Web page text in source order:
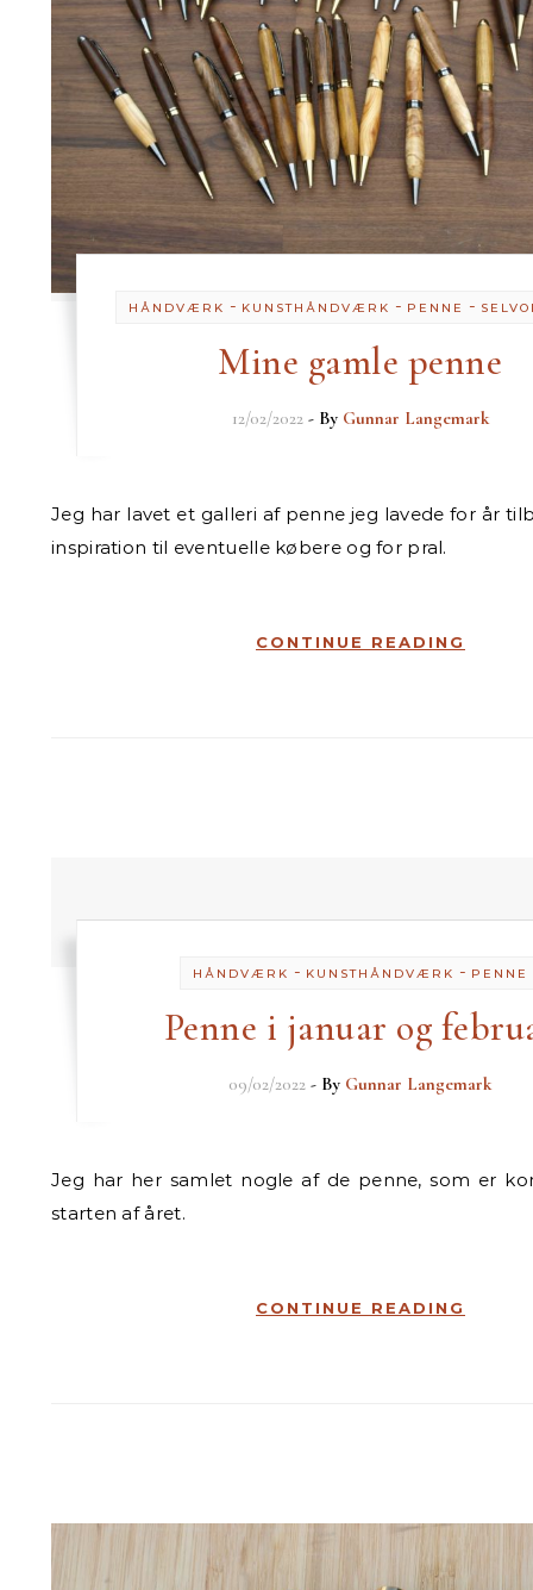
HÅNDVÆRK - KUNSTHÅNDVÆRK - PENNE -
Mine gamle penne
12/02/2022 - By Gunnar Langemark
Jeg har lavet et galleri af penne jeg lavede for år tilbage. Det er for
inspiration til eventuelle købere og for pral.
CONTINUE READING
HÅNDVÆRK - KUNSTHÅNDVÆRK - PENNE
Penne i januar og
09/02/2022 - By Gunnar Langemark
Jeg har her samlet nogle af de penne, som er kommet op her i
starten af året.
CONTINUE READING